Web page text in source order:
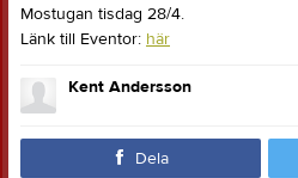
Mostugan tisdag 28/4.
Länk till Eventor: här
Kent Andersson
Dela